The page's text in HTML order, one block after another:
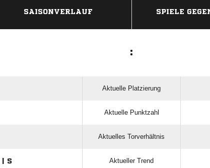
SAISONVERLAUF SPIELE
:
Aktuelle Platzierung
Aktuelle Punktzahl
Aktuelles Torverhältnis
| S Aktueller Trend